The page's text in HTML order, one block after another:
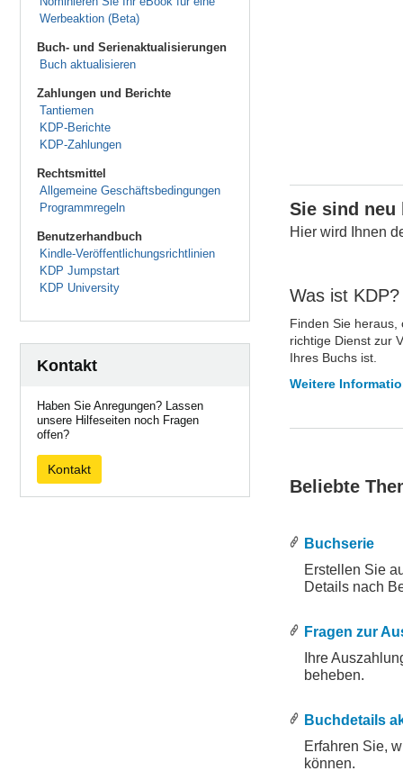
Werbeaktion (Beta)
Buch- und Serienaktualisierungen
Buch aktualisieren
Zahlungen und Berichte
Tantiemen
KDP-Berichte
KDP-Zahlungen
Rechtsmittel
Allgemeine Geschäftsbedingungen
Programmregeln
Benutzerhandbuch
Kindle-Veröffentlichungsrichtlinien
KDP Jumpstart
KDP University
Kontakt
Haben Sie Anregungen? Lassen
unsere Hilfeseiten noch Fragen
offen?
Kontakt
Sie sind neu
Hier wird Ihnen
Was ist KDP?
Finden Sie heraus,
richtige Dienst zur
Ihres Buchs ist.
Weitere
Beliebte
Buchserie
Erstellen Sie
Details nach
Fragen zur
Ihre
beheben.
Buchdetails
Erfahren Sie,
können.